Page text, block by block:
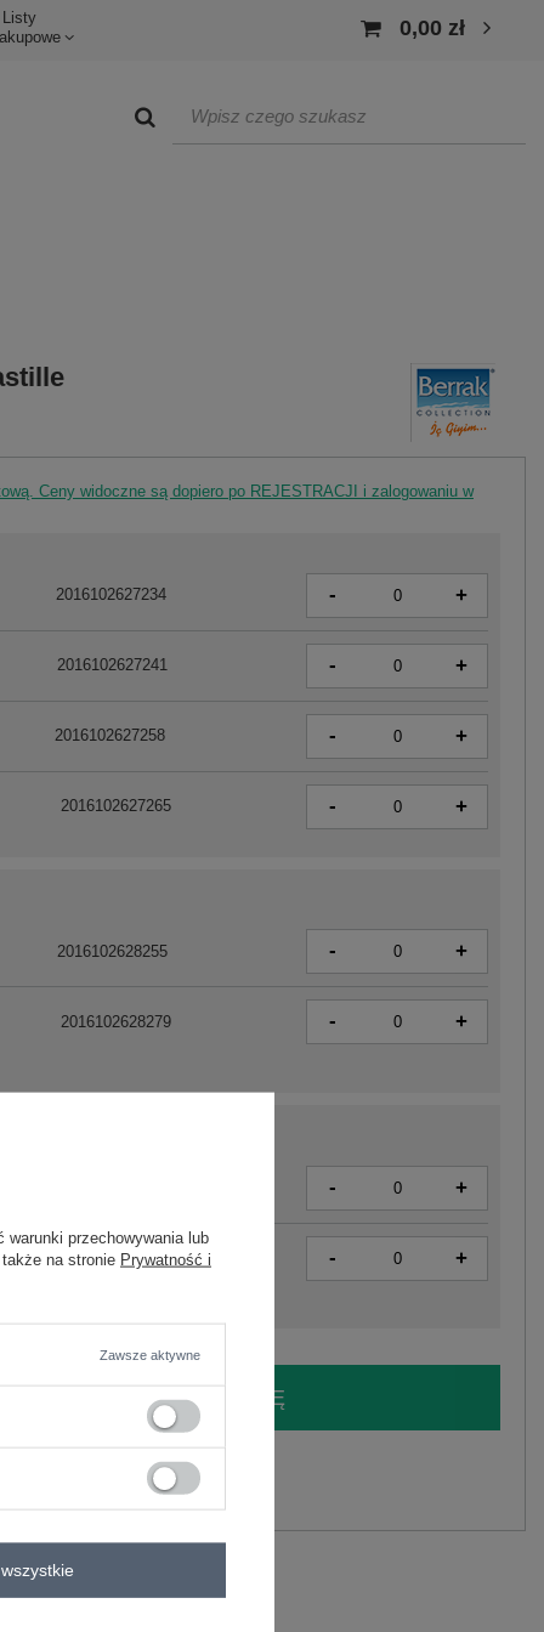
Listy
0,00 zł
Ceny widoczne są dopiero po REJESTRACJI i zalogowaniu w
2016102627234 - +
2016102627241 - +
2016102627258 - +
2016102627265 - +
2016102628255 - +
2016102628279 - +
- +
2016102621171 - +
SIĘ I ZOBACZ CENĘ
warunki przechowywania lub
na stronie Prywatność i
Zawsze aktywne